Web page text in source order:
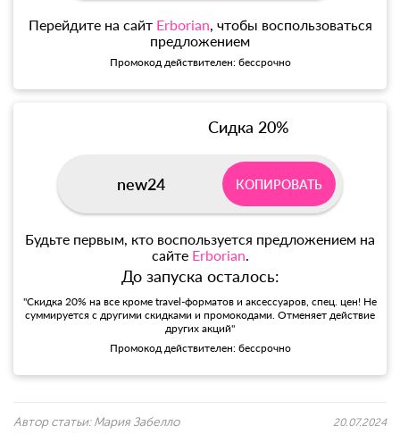
Перейдите на сайт Erborian, чтобы воспользоваться
предложением
Промокод действителен: бессрочно
Сидка 20%
new24 КОПИРОВАТЬ
Будьте первым, кто воспользуется предложением на
сайте Erborian.
До запуска осталось:
"Скидка 20% на все кроме travel-форматов и аксессуаров, спец. цен! Не
суммируется с другими скидками и промокодами. Отменяет действие
других акций"
Промокод действителен: бессрочно
Автор статьи: Мария Забелло
20.07.2024